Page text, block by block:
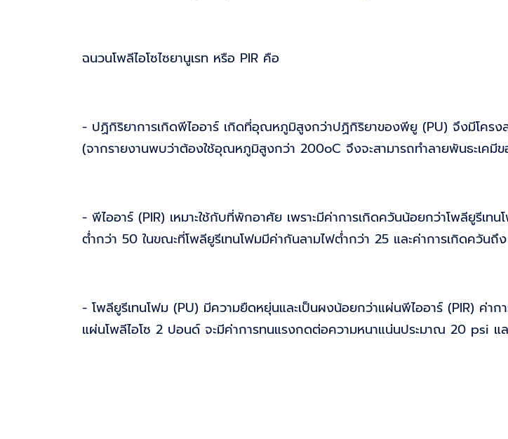
ฉนวนโพลีไอโซไซยานูเรท หรือ PIR คือ
- ปฏิกิริยาการเกิดพีไออาร์ เกิดที่อุณหภูมิสูงกว่าปฏิกิริยาของพียู (PU) จึงมีโครง
(จากรายงานพบว่าต้องใช้อุณหภูมิสูงกว่า 200oC จึงจะสามารถทำลายพันธะเคมี
- พีไออาร์ (PIR) เหมาะใช้กับที่พักอาศัย เพราะมีค่าการเกิดควันน้อยกว่าโพลียูรีเ
ต่ำกว่า 50 ในขณะที่โพลียูรีเทนโฟมมีค่ากันลามไฟต่ำกว่า 25 และค่าการเกิดควันถึ
- โพลียูรีเทนโฟม (PU) มีความยืดหยุ่นและเป็นผงน้อยกว่าแผ่นพีไออาร์ (PIR) ค่า
แผ่นโพลีไอโซ 2 ปอนด์ จะมีค่าการทนแรงกดต่อความหนาแน่นประมาณ 20 psi แ